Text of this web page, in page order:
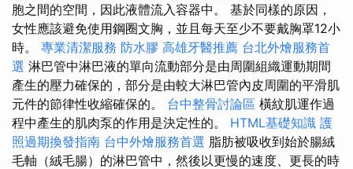
胞之間的空間，因此液體流入容器中。 基於同樣的原因，
女性應該避免使用鋼圈文胸，並且每天至少不要戴胸罩12小
時。 專業清潔服務 防水膠 高雄牙醫推薦 台北外燴服務首
選 淋巴管中淋巴液的單向流動部分是由周圍組織運動期間
產生的壓力確保的，部分是由較大淋巴管內皮周圍的平滑肌
元件的節律性收縮確保的。 台中整骨討論區 橫紋肌運作過
程中產生的肌肉泵的作用是決定性的。 HTML基礎知識 護
照過期換發指南 台中外燴服務首選 脂肪被吸收到始於腸絨
毛軸（絨毛腸）的淋巴管中，然後以更慢的速度、更長的時